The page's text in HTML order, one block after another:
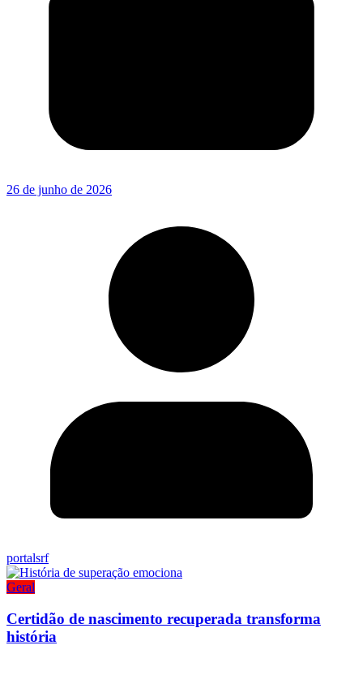
26 de junho de 2026
portalsrf
Geral
Certidão de nascimento recuperada transforma
história